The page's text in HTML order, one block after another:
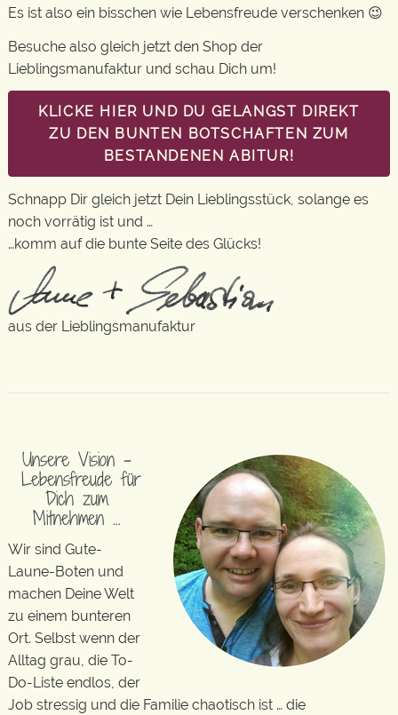
Es ist also ein bisschen wie Lebensfreude verschenken 😉
Besuche also gleich jetzt den Shop der
Lieblingsmanufaktur und schau Dich um!
KLICKE HIER UND DU GELANGST DIREKT
ZU DEN BUNTEN BOTSCHAFTEN ZUM
BESTANDENEN ABITUR!
Schnapp Dir gleich jetzt Dein Lieblingsstück, solange es
noch vorrätig ist und …
…komm auf die bunte Seite des Glücks!
aus der Lieblingsmanufaktur
Unsere Vision –
Lebensfreude für
Dich zum
Mitnehmen …
Wir sind Gute-
Laune-Boten und
machen Deine Welt
zu einem bunteren
Ort. Selbst wenn der
Alltag grau, die To-
Do-Liste endlos, der
Job stressig und die Familie chaotisch ist … die